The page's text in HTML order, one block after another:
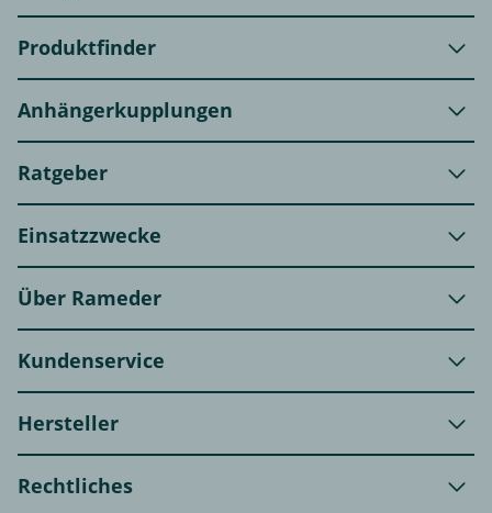
Produktfinder
Anhängerkupplungen
Ratgeber
Einsatzzwecke
Über Rameder
Kundenservice
Hersteller
Rechtliches